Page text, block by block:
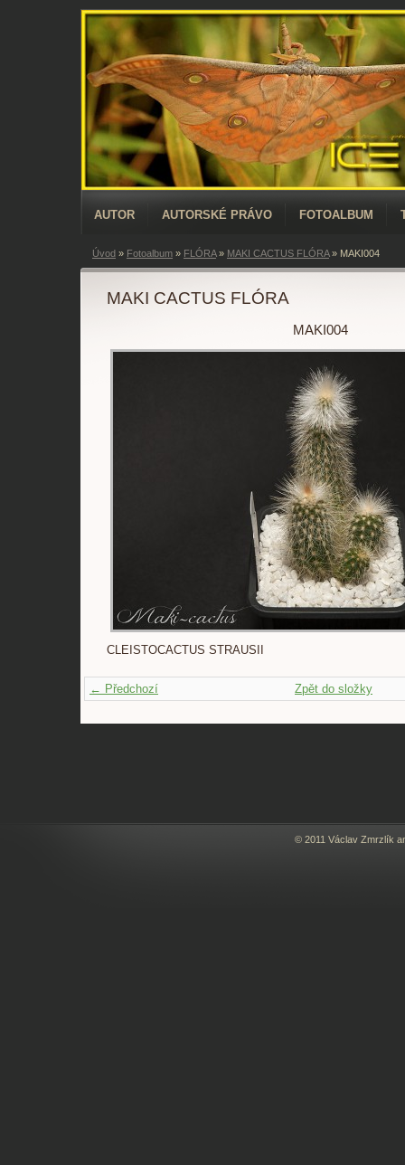
AUTOR AUTORSKÉ PRÁVO FOTOALBUM
Úvod » Fotoalbum » FLÓRA» MAKI CACTUS FLÓRA» MAKI004
MAKI CACTUS FLÓRA
MAKI004
CLEISTOCACTUS STRAUSII
← Předchozí Zpět do složky
© 2011 Václav Zmrzlík